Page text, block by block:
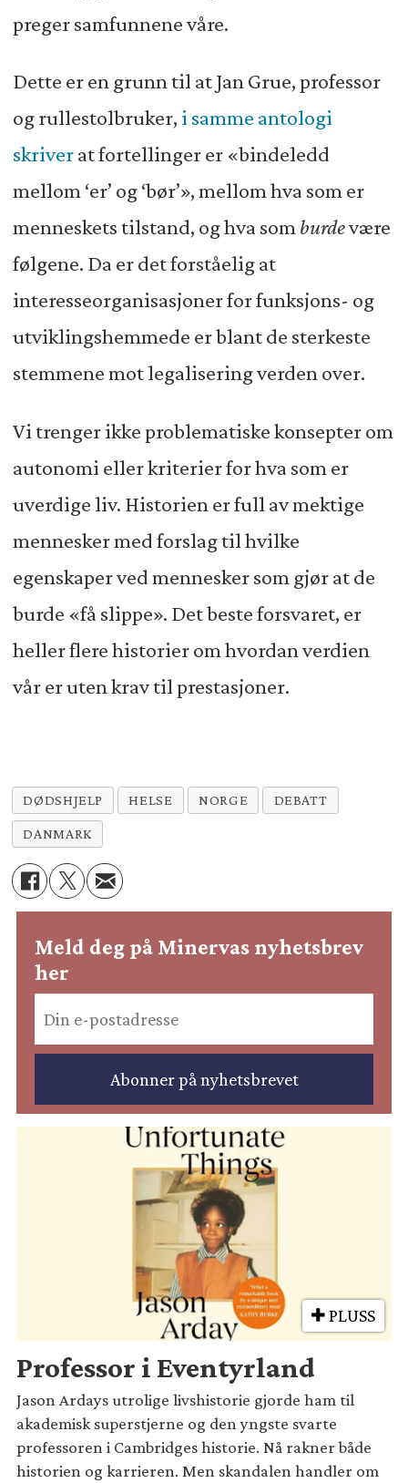
preger samfunnene våre.
Dette er en grunn til at Jan Grue, professor
og rullestolbruker, i samme antologi
skriverat fortellinger er «bindeledd
mellom ‘er’ og ‘bør’», mellom hva som er
menneskets tilstand, og hva somburdevære
følgene. Da er det forståelig at
interesseorganisasjoner for funksjons- og
utviklingshemmede er blant de sterkeste
stemmene mot legalisering verden over.
Vi trenger ikke problematiske konsepter om
autonomi eller kriterier for hva som er
uverdige liv. Historien er full av mektige
mennesker med forslag til hvilke
egenskaper ved mennesker som gjør at de
burde «få slippe». Det beste forsvaret, er
heller flere historier om hvordan verdien
vår er uten krav til prestasjoner.
DØDSHJELP HELSE NORGE DEBATT
DANMARK
Meld deg på Minervas nyhetsbrev
her
PLUSS
Professor i Eventyrland
Jason Ardays utrolige livshistorie gjorde ham til
akademisk superstjerne og den yngste svarte
professoren i Cambridges historie. Nå rakner både
historien og karrieren. Men skandalen handler om